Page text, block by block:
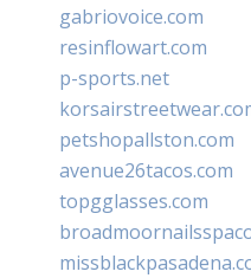
gabriovoice.com
resinflowart.com
p-sports.net
petshopallston.com
avenue26tacos.com
topgglasses.com